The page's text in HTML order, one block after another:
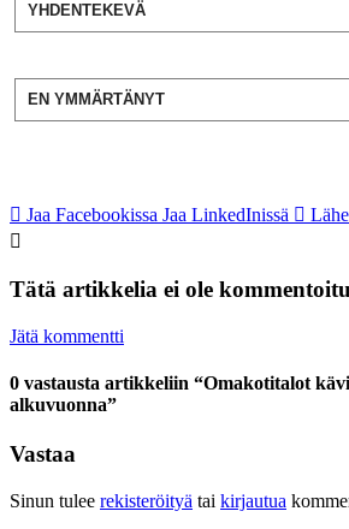
YHDENTEKEVÄ
EN YMMÄRTÄNYT
Jaa Facebookissa Jaa LinkedInissä
Tätä artikkelia ei ole kommentoitu
Jätä kommentti
0 vastausta artikkeliin “Omakotitalot
alkuvuonna”
Vastaa
Sinun tulee rekisteröityä tai kirjautua